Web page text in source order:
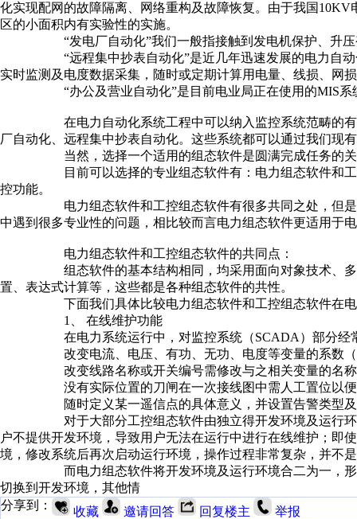
化实现配网的故障隔离、网络重构及故障恢复。由于我国
区的小面积内有实验性的实施。
“发电厂自动化”我们一般指接触到发电机保护、升压变
“远程集中抄表自动化”是近几年迅速发展的电力自动化
实时监测及电度数据采集，随时或定期计算用电量、线损、网
“办公及营业自动化”是目前电业局正在使用的MIS系
在电力自动化系统工程中可以纳入监控系统范畴的有电
厂自动化、远程集中抄表自动化。这些系统都可以通过我们现
当然，选择一个适用的组态软件是圆满完成任务的关
目前可以选择的专业组态软件有：电力组态软件和工控
控功能。
电力组态软件和工控组态软件有很多共同之处，但是由
中遇到很多专业性的问题，相比较而言电力组态软件更适用于
电力组态软件和工控组态软件的共同点：
组态软件的基本结构相同，均采用面向对象技术、多线
置、表达式计算等，这些都是各种组态软件的共性。
下面我们具体比较电力组态软件和工控组态软件在电
1、 在线维护功能
在电力系统运行中，对监控系统（SCADA）部分经常
改变电流、电压、有功、无功、电度等变量的系数（
改变线路名称或开关编号需修改与之相关变量的名称
没有实际位置的刀闸在一次接线图中需人工置位以便
随时定义某一遥信点的具体意义，并设置告警类型及
对于大部分工控组态软件由独立得开发环境及运行环境
户不提供开发环境，导致用户无法在运行中进行在线维护；即
境，修改系统后再次启动运行环境，操作过程非常复杂，并不
而电力组态软件将开发环境及运行环境合二为一，形成
切换到开发环境，其他情
分享到：
收藏 邀请回答 回复楼主 举报